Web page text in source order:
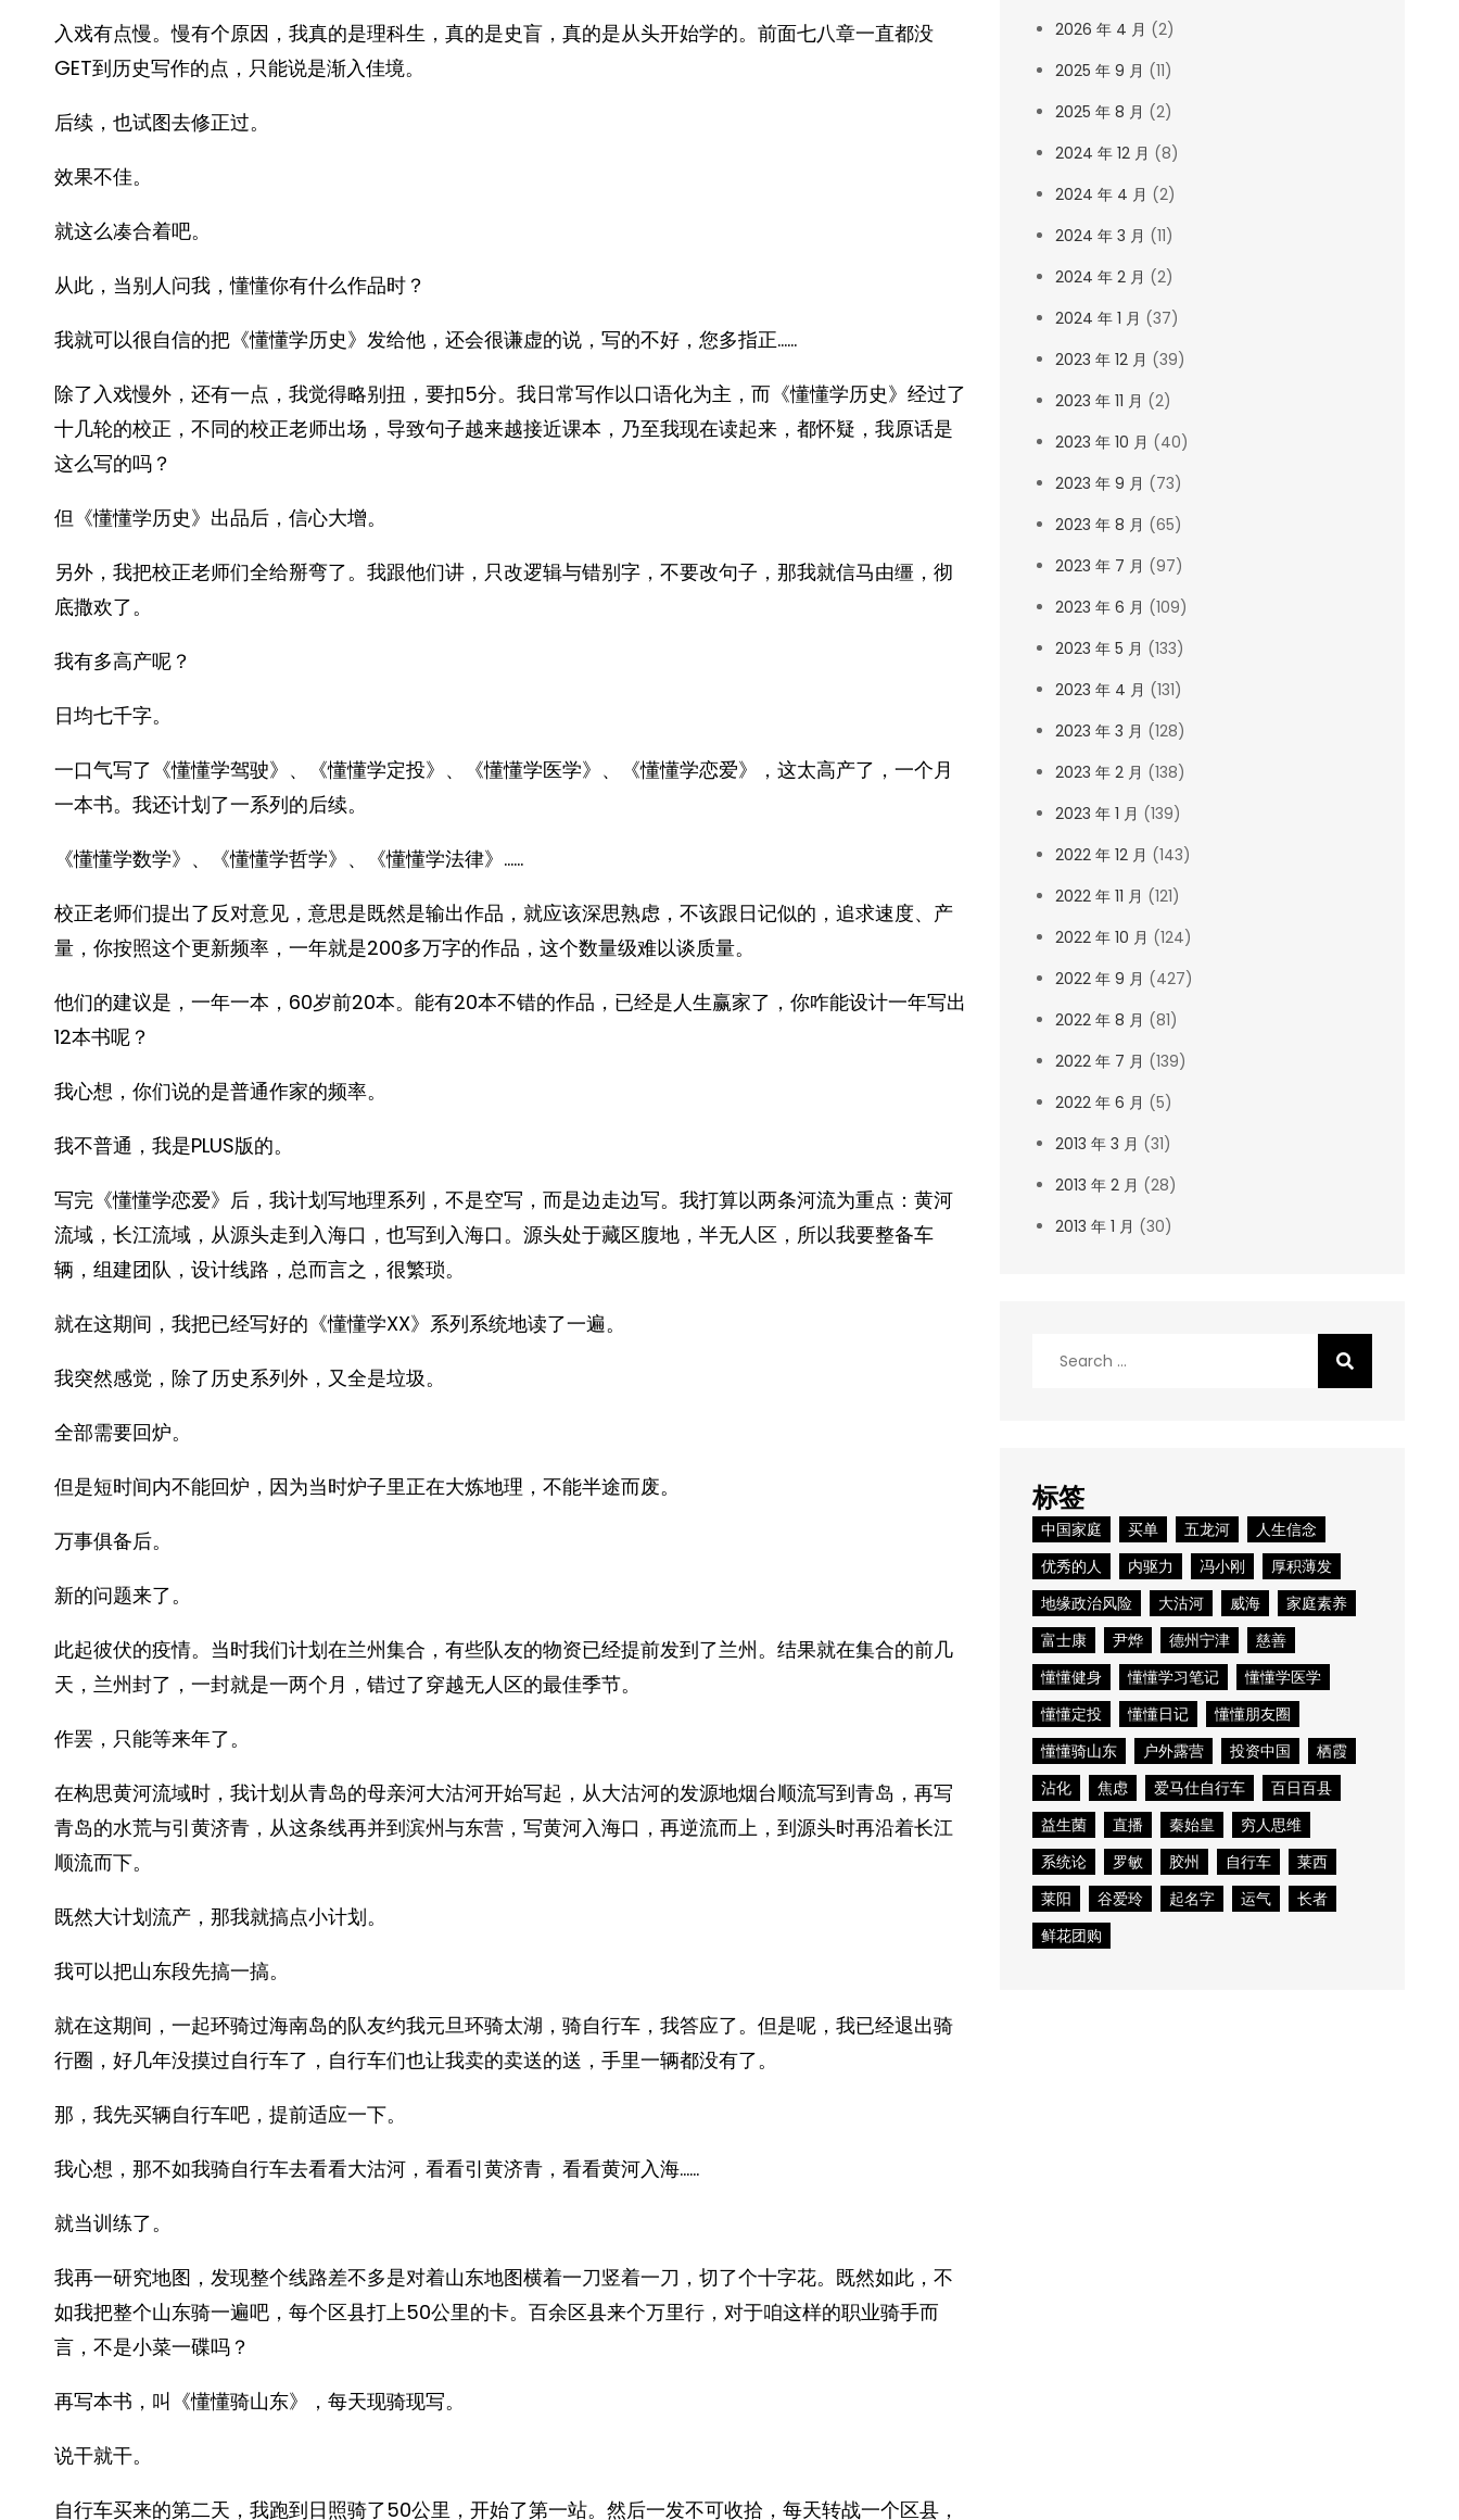
入戏有点慢。慢有个原因，我真的是理科生，真的是史盲，真的是从头开始学的。前面七八章一直都没
GET到历史写作的点，只能说是渐入佳境。
后续，也试图去修正过。
效果不佳。
就这么凑合着吧。
从此，当别人问我，懂懂你有什么作品时？
我就可以很自信的把《懂懂学历史》发给他，还会很谦虚的说，写的不好，您多指正……
除了入戏慢外，还有一点，我觉得略别扭，要扣5分。我日常写作以口语化为主，而《懂懂学历史》经过了
十几轮的校正，不同的校正老师出场，导致句子越来越接近课本，乃至我现在读起来，都怀疑，我原话是
这么写的吗？
但《懂懂学历史》出品后，信心大增。
另外，我把校正老师们全给掰弯了。我跟他们讲，只改逻辑与错别字，不要改句子，那我就信马由缰，彻
底撒欢了。
我有多高产呢？
日均七千字。
一口气写了《懂懂学驾驶》、《懂懂学定投》、《懂懂学医学》、《懂懂学恋爱》，这太高产了，一个月
一本书。我还计划了一系列的后续。
《懂懂学数学》、《懂懂学哲学》、《懂懂学法律》……
校正老师们提出了反对意见，意思是既然是输出作品，就应该深思熟虑，不该跟日记似的，追求速度、产
量，你按照这个更新频率，一年就是200多万字的作品，这个数量级难以谈质量。
他们的建议是，一年一本，60岁前20本。能有20本不错的作品，已经是人生赢家了，你咋能设计一年写出
12本书呢？
我心想，你们说的是普通作家的频率。
我不普通，我是PLUS版的。
写完《懂懂学恋爱》后，我计划写地理系列，不是空写，而是边走边写。我打算以两条河流为重点：黄河
流域，长江流域，从源头走到入海口，也写到入海口。源头处于藏区腹地，半无人区，所以我要整备车
辆，组建团队，设计线路，总而言之，很繁琐。
就在这期间，我把已经写好的《懂懂学XX》系列系统地读了一遍。
我突然感觉，除了历史系列外，又全是垃圾。
全部需要回炉。
但是短时间内不能回炉，因为当时炉子里正在大炼地理，不能半途而废。
万事俱备后。
新的问题来了。
此起彼伏的疫情。当时我们计划在兰州集合，有些队友的物资已经提前发到了兰州。结果就在集合的前几
天，兰州封了，一封就是一两个月，错过了穿越无人区的最佳季节。
作罢，只能等来年了。
在构思黄河流域时，我计划从青岛的母亲河大沽河开始写起，从大沽河的发源地烟台顺流写到青岛，再写
青岛的水荒与引黄济青，从这条线再并到滨州与东营，写黄河入海口，再逆流而上，到源头时再沿着长江
顺流而下。
既然大计划流产，那我就搞点小计划。
我可以把山东段先搞一搞。
就在这期间，一起环骑过海南岛的队友约我元旦环骑太湖，骑自行车，我答应了。但是呢，我已经退出骑
行圈，好几年没摸过自行车了，自行车们也让我卖的卖送的送，手里一辆都没有了。
那，我先买辆自行车吧，提前适应一下。
我心想，那不如我骑自行车去看看大沽河，看看引黄济青，看看黄河入海……
就当训练了。
我再一研究地图，发现整个线路差不多是对着山东地图横着一刀竖着一刀，切了个十字花。既然如此，不
如我把整个山东骑一遍吧，每个区县打上50公里的卡。百余区县来个万里行，对于咱这样的职业骑手而
言，不是小菜一碟吗？
再写本书，叫《懂懂骑山东》，每天现骑现写。
说干就干。
自行车买来的第二天，我跑到日照骑了50公里，开始了第一站。然后一发不可收拾，每天转战一个区县，
2026 年 4 月 (2)
2025 年 9 月 (11)
2025 年 8 月 (2)
2024 年 12 月 (8)
2024 年 4 月 (2)
2024 年 3 月 (11)
2024 年 2 月 (2)
2024 年 1 月 (37)
2023 年 12 月 (39)
2023 年 11 月 (2)
2023 年 10 月 (40)
2023 年 9 月 (73)
2023 年 8 月 (65)
2023 年 7 月 (97)
2023 年 6 月 (109)
2023 年 5 月 (133)
2023 年 4 月 (131)
2023 年 3 月 (128)
2023 年 2 月 (138)
2023 年 1 月 (139)
2022 年 12 月 (143)
2022 年 11 月 (121)
2022 年 10 月 (124)
2022 年 9 月 (427)
2022 年 8 月 (81)
2022 年 7 月 (139)
2022 年 6 月 (5)
2013 年 3 月 (31)
2013 年 2 月 (28)
2013 年 1 月 (30)
标签
中国家庭 买单 五龙河
人生信念
优秀的人
内驱力 冯小刚
厚积薄发
地缘政治风险
大沽河 威海
家庭素养
富士康
尹烨 德州宁津
慈善
懂懂健身
懂懂学习笔记
懂懂学医学
懂懂定投
懂懂日记
懂懂朋友圈
懂懂骑山东
户外露营 投资中国
栖霞
沾化
焦虑 爱马仕自行车
百日百县
益生菌
直播 秦始皇
穷人思维
系统论
罗敏 胶州 自行车
莱西
莱阳
谷爱玲 起名字 运气
长者
鲜花团购